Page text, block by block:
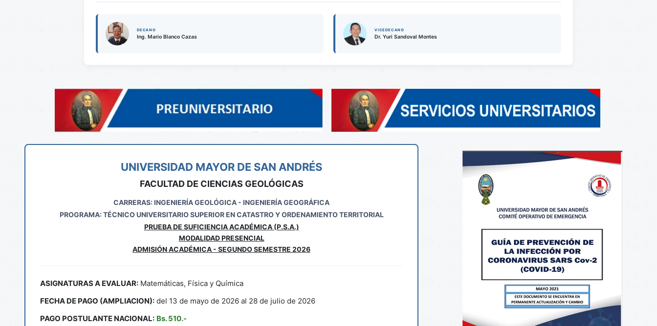
DECANO
Ing. Mario Blanco Cazas
VICEDECANO
Dr. Yuri Sandoval Montes
UNIVERSIDAD MAYOR DE SAN ANDRÉS
FACULTAD DE CIENCIAS GEOLÓGICAS
CARRERAS: INGENIERÍA GEOLÓGICA - INGENIERÍA GEOGRÁFICA
PROGRAMA: TÉCNICO UNIVERSITARIO SUPERIOR EN CATASTRO Y ORDENAMIENTO TERRITORIAL
PRUEBA DE SUFICIENCIA ACADÉMICA (P.S.A.)
MODALIDAD PRESENCIAL
ADMISIÓN ACADÉMICA - SEGUNDO SEMESTRE 2026
ASIGNATURAS A EVALUAR: Matemáticas, Física y Química
FECHA DE PAGO (AMPLIACION): del 13 de mayo de 2026 al 28 de julio de 2026
PAGO POSTULANTE NACIONAL: Bs. 510.-